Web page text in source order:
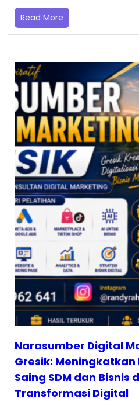
Read More
Narasumber Digital
Gresik: Meningkatkan
Saing SDM dan Bisnis
Transformasi Digital